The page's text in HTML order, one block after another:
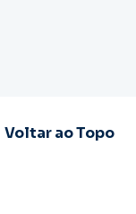
Voltar ao Topo